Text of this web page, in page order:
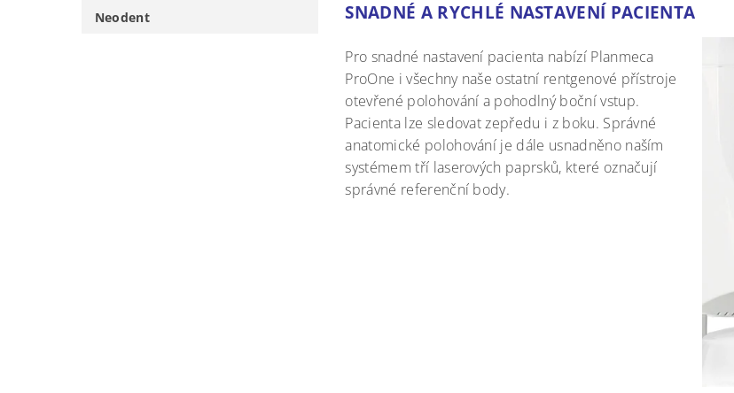
Neodent SNADNÉ A RYCHLÉ NASTAVENÍ PACIENTA
Pro snadné nastavení pacienta nabízí Planmeca
ProOne i všechny naše ostatní rentgenové přístroje
otevřené polohování a pohodlný boční vstup.
Pacienta lze sledovat zepředu i z boku. Správné
anatomické polohování je dále usnadněno naším
systémem tří laserových paprsků, které označují
správné referenční body.